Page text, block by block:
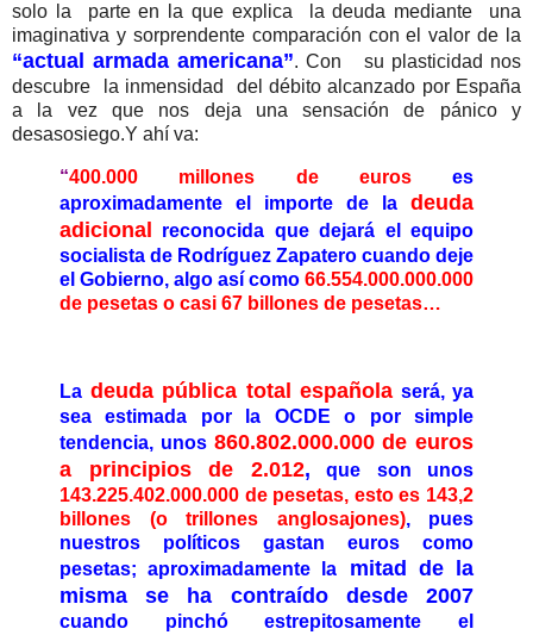
solo la parte en la que explica la deuda mediante una
imaginativa y sorprendente comparación con el valor de la
“actual armada americana”. Con su plasticidad nos
descubre la inmensidad del débito alcanzado por España
a la vez que nos deja una sensación de pánico y
desasosiego.Y ahí va:
“400.000 millones de euros
es
aproximadamente el importe de la deuda
adicional reconocida que dejará el equipo
socialista de Rodríguez Zapatero cuando deje
el Gobierno, algo así como 66.554.000.000.000
de pesetas o casi 67 billones de pesetas…
La deuda pública total española será, ya
sea estimada por la OCDE o por simple
tendencia, unos 860.802.000.000 de euros
a principios de 2.012, que son unos
143.225.402.000.000 de pesetas, esto es 143,2
billones (o trillones anglosajones), pues
nuestros políticos gastan euros como
pesetas; aproximadamente la
mitad de la
misma se ha contraído desde 2007
cuando pinchó estrepitosamente el